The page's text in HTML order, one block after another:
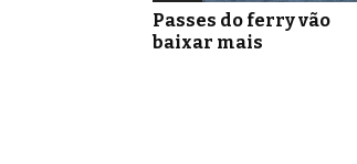
Passes do ferry vão
baixar mais